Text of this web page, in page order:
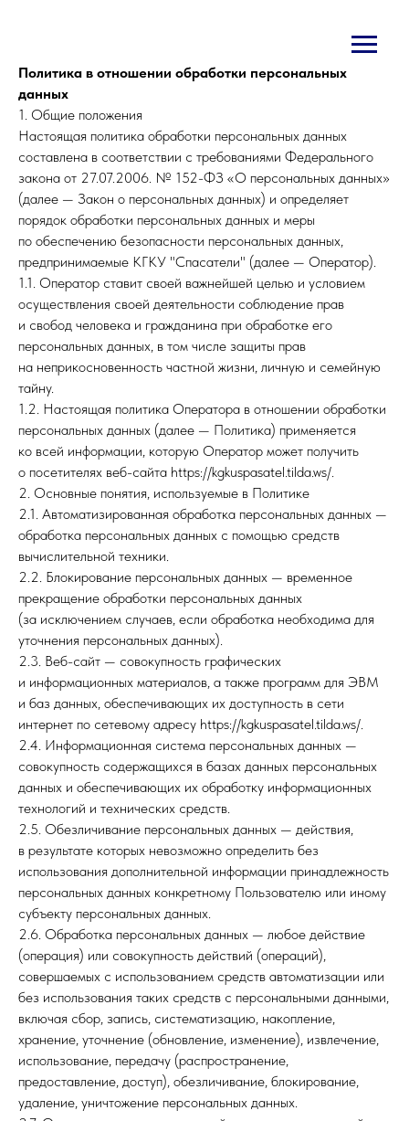
Политика в отношении обработки персональных
данных
1. Общие положения
Настоящая политика обработки персональных данных
составлена в соответствии с требованиями Федерального
закона от 27.07.2006. № 152-ФЗ «О персональных данных»
(далее — Закон о персональных данных) и определяет
порядок обработки персональных данных и меры
по обеспечению безопасности персональных данных,
предпринимаемые КГКУ "Спасатели" (далее — Оператор).
1.1. Оператор ставит своей важнейшей целью и условием
осуществления своей деятельности соблюдение прав
и свобод человека и гражданина при обработке его
персональных данных, в том числе защиты прав
на неприкосновенность частной жизни, личную и семейную
тайну.
1.2. Настоящая политика Оператора в отношении обработки
персональных данных (далее — Политика) применяется
ко всей информации, которую Оператор может получить
о посетителях веб-сайта https://kgkuspasatel.tilda.ws/.
2. Основные понятия, используемые в Политике
2.1. Автоматизированная обработка персональных данных —
обработка персональных данных с помощью средств
вычислительной техники.
2.2. Блокирование персональных данных — временное
прекращение обработки персональных данных
(за исключением случаев, если обработка необходима для
уточнения персональных данных).
2.3. Веб-сайт — совокупность графических
и информационных материалов, а также программ для ЭВМ
и баз данных, обеспечивающих их доступность в сети
интернет по сетевому адресу https://kgkuspasatel.tilda.ws/.
2.4. Информационная система персональных данных —
совокупность содержащихся в базах данных персональных
данных и обеспечивающих их обработку информационных
технологий и технических средств.
2.5. Обезличивание персональных данных — действия,
в результате которых невозможно определить без
использования дополнительной информации принадлежность
персональных данных конкретному Пользователю или иному
субъекту персональных данных.
2.6. Обработка персональных данных — любое действие
(операция) или совокупность действий (операций),
совершаемых с использованием средств автоматизации или
без использования таких средств с персональными данными,
включая сбор, запись, систематизацию, накопление,
хранение, уточнение (обновление, изменение), извлечение,
использование, передачу (распространение,
предоставление, доступ), обезличивание, блокирование,
удаление, уничтожение персональных данных.